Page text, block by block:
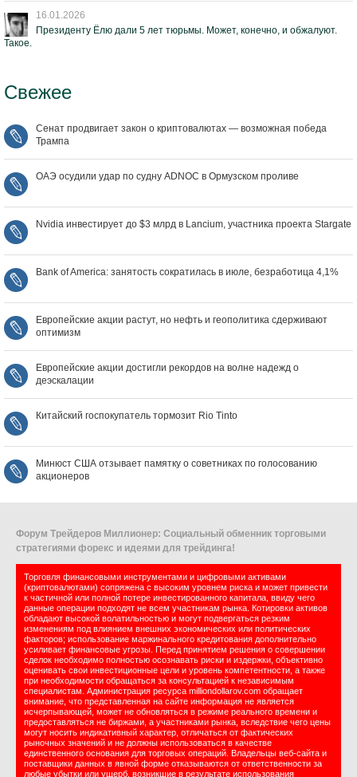
16.01.2026
Президенту Ёлю дали 5 лет тюрьмы. Может, конечно, и обжалуют.
Такое.
Свежее
Сенат продвигает закон о криптовалютах — возможная победа
Трампа
ОАЭ осудили удар по судну ADNOC в Ормузском проливе
Nvidia инвестирует до $3 млрд в Lancium, участника проекта Stargate
Bank of America: занятость сократилась в июле, безработица 4,1%
Европейские акции растут, но нефть и геополитика сдерживают
оптимизм
Европейские акции достигли рекордов на волне надежд о
деэскалации
Китайский госпокупатель тормозит Rio Tinto
Минюст США отзывает памятку о советниках по голосованию
акционеров
Форум Трейдеров Миллионер: Социальный обменник торговыми
стратегиями форекс и идеями для трейдинга!
Торговля финансовыми инструментами и цифровыми активами
(криптовалютами) сопряжена с высоким уровнем риска и может привести
к частичной или полной потере инвестированного капитала, ввиду чего
данные операции подходят не всем участникам рынка. Котировки активов
обладают высокой волатильностью и могут подвергаться резким
изменениям под влиянием внешних экономических или политических
факторов; использование маржинального кредитования дополнительно
усиливает финансовые угрозы. Перед принятием решения о совершении
сделок необходимо полностью осознавать риски и издержки, объективно
оценивать свои инвестиционные цели и уровень компетентности, а также
при необходимости обращаться за консультацией к независимым
специалистам. Администрация ресурса milliondollarov.com обращает
внимание, что представленная на сайте информация не является
исчерпывающей, может не обновляться в режиме реального времени и
предоставляться не биржами, а участниками рынка, вследствие чего цены
могут носить индикативный характер, отличаться от фактических
рыночных значений и не должны использоваться в качестве
единственного основания для торговых операций. Владельцы веб-сайта и
поставщики данных в явной форме отказываются от ответственности за
любые убытки или ущерб, возникшие в результате использования